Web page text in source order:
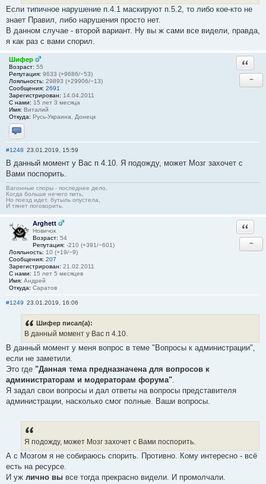
Если типичное нарушение п.4.1 маскируют п.5.2, то либо кое-кто не
знает Правил, либо нарушения просто нет.
В данном случае - второй вариант. Ну вы ж сами все видели, правда,
я как раз с вами спорил.
Шифер
Возраст: 55
Репутация: 9633 (+9686/−53)
Лояльность: 29893 (+29906/−13)
Сообщения: 2691
Зарегистрирован: 14.04.2011
С нами: 15 лет 3 месяца
Имя: Виталий
Откуда: Русь-Украина, Донецк
Отправить личное сообщение
−
#1248 23.01.2019, 15:59
В данный момент у Вас п 4.10. Я подожду, может Мозг захочет с
Вами поспорить.
Вагонные споры - последнее дело,
Когда больше нечего пить,
Но поезд идет, бутыль опустела,
И тянет поговорить.
Arghett
Новичок
Возраст: 54
Репутация: -210 (+391/−601)
Лояльность: 10 (+19/−9)
Сообщения: 207
Зарегистрирован: 21.02.2011
С нами: 15 лет 5 месяцев
Имя: Андрей
Откуда: Саратов
−
#1249 23.01.2019, 16:06
Шифер писал(а):
В данный момент у Вас п 4.10.
В данный момент у меня вопрос в теме "Вопросы к администрации",
если не заметили.
Это где "Данная тема предназначена для вопросов к
администраторам и модераторам форума".
Я задал свои вопросы и дал ответы на вопросы представителя
администрации, насколько смог полные. Ваши вопросы.
Я подожду, может Мозг захочет с Вами поспорить.
А с Мозгом я не собираюсь спорить. Противно. Кому интересно - всё
есть на ресурсе.
И уж лично вы все тогда прекрасно видели. И промолчали.